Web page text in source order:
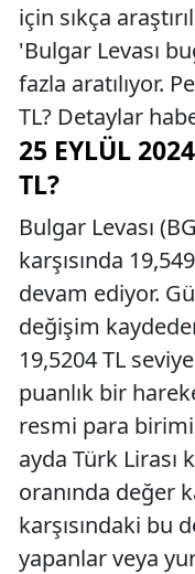
için sıkça
'Bulgar Levası
fazla aratılıyor.
TL? Detaylar
25 EYLÜL
TL?
Bulgar Levası
karşısında
devam ediyor.
değişim
19,5204 TL
puanlık bir
resmi para
ayda Türk Lirası
oranında değer
karşısındaki bu
yapanlar veya